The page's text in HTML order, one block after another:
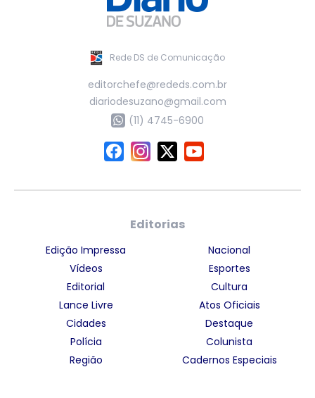
Rede DS de Comunicação
editorchefe@rededs.com.br
diariodesuzano@gmail.com
(11) 4745-6900
Editorias
Edição Impressa
Vídeos
Editorial
Lance Livre
Cidades
Polícia
Região
Nacional
Esportes
Cultura
Atos Oficiais
Destaque
Colunista
Cadernos Especiais